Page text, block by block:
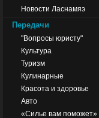
Новости Ласнамяэ
Передачи
"Вопросы юристу"
Культура
Туризм
Кулинарные
Красота и здоровье
Авто
«Силье вам поможет»